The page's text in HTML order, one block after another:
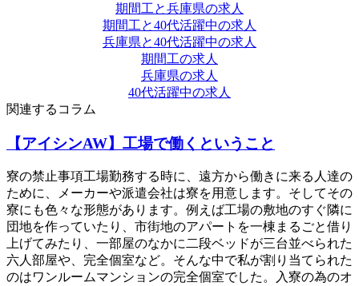
期間工と兵庫県の求人
期間工と40代活躍中の求人
兵庫県と40代活躍中の求人
期間工の求人
兵庫県の求人
40代活躍中の求人
関連するコラム
【アイシンAW】工場で働くということ
寮の禁止事項工場勤務する時に、遠方から働きに来る人達の
ために、メーカーや派遣会社は寮を用意します。そしてその
寮にも色々な形態があります。例えば工場の敷地のすぐ隣に
団地を作っていたり、市街地のアパートを一棟まるごと借り
上げてみたり、一部屋のなかに二段ベッドが三台並べられた
六人部屋や、完全個室など。そんな中で私が割り当てられた
のはワンルームマンションの完全個室でした。入寮の為のオ